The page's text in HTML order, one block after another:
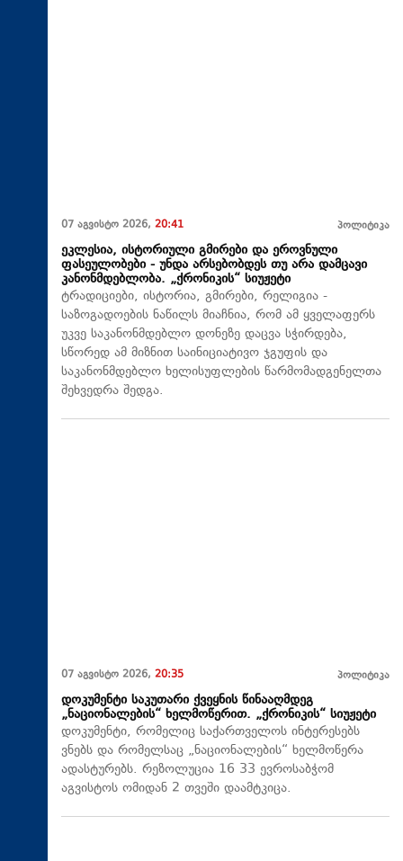
07 აგვისტო 2026, 20:41 პოლიტიკა
ეკლესია, ისტორიული გმირები და ეროვნული
ფასეულობები - უნდა არსებობდეს თუ არა დამცავი
კანონმდებლობა. „ქრონიკის“ სიუჟეტი
ტრადიციები, ისტორია, გმირები, რელიგია -
საზოგადოების ნაწილს მიაჩნია, რომ ამ ყველაფერს
უკვე საკანონმდებლო დონეზე დაცვა სჭირდება,
სწორედ ამ მიზნით საინიციატივო ჯგუფის და
საკანონმდებლო ხელისუფლების წარმომადგენელთა
შეხვედრა შედგა.
07 აგვისტო 2026, 20:35 პოლიტიკა
დოკუმენტი საკუთარი ქვეყნის წინააღმდეგ
„ნაციონალების“ ხელმოწერით. „ქრონიკის“ სიუჟეტი
დოკუმენტი, რომელიც საქართველოს ინტერესებს
ვნებს და რომელსაც „ნაციონალების“ ხელმოწერა
ადასტურებს. რეზოლუცია 16 33 ევროსაბჭომ
აგვისტოს ომიდან 2 თვეში დაამტკიცა.